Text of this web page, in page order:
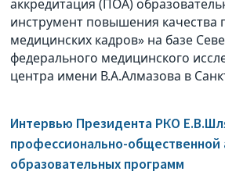
аккредитация (ПОА)
инструмент повышения качества
медицинских кадров» на базе
федерального медицинского
центра имени В.А.Алмазова в
Интервью Президента РКО
профессионально-общественной
образовательных программ